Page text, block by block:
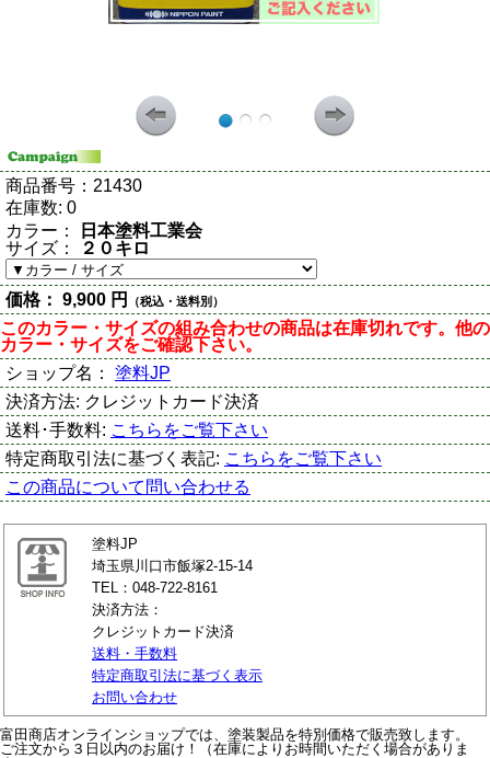
商品番号： 21430
在庫数: 0
カラー：
日本塗料工業会
サイズ：
２０キロ
価格： 9,900 円 （税込・送料別）
このカラー・サイズの組み合わせの商品は在庫切れです。他の
カラー・サイズをご確認下さい。
ショップ名： 塗料JP
決済方法: クレジットカード決済
送料･手数料: こちらをご覧下さい
特定商取引法に基づく表記: こちらをご覧下さい
この商品について問い合わせる
塗料JP
埼玉県川口市飯塚2-15-14
TEL：048-722-8161
決済方法：
クレジットカード決済
送料・手数料
特定商取引法に基づく表示
お問い合わせ
富田商店オンラインショップでは、塗装製品を特別価格で販売致します。
ご注文から３日以内のお届け！（在庫によりお時間いただく場合がありま